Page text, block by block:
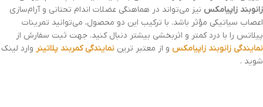
زانوبند زاپیامکس نیز می‌تواند در هماهنگی عضلات اندام تحتانی و آرام‌سازی
اعصاب سیاتیکی مؤثر باشد. با ترکیب این دو محصول، می‌توانید تمرینات
پیلاتس را با درد کمتر و اثربخشی بیشتر دنبال کنید. جهت ثبت سفارش از
نمایندگی زانوبند زاپیامکس و از معتبر ترین نمایندگی کمربند پلاتینر وارد لینک
شوید .